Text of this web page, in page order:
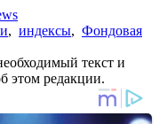
, индексы, Фондовая
текст и
этом редакции.